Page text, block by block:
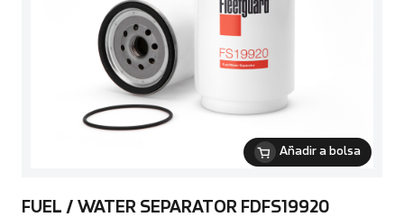
Añadir a bolsa
FUEL / WATER SEPARATOR FDFS19920